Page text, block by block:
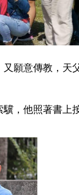
願意傳教，天
，他照著書上